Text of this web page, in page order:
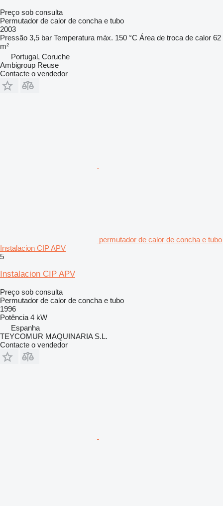
Preço sob consulta
Permutador de calor de concha e tubo
2003
Pressão 3,5 bar Temperatura máx. 150 °C Área de troca de calor 62
m²
Portugal, Coruche
Ambigroup Reuse
Contacte o vendedor
permutador de calor de concha e tubo
Instalacion CIP APV
5
Instalacion CIP APV
Preço sob consulta
Permutador de calor de concha e tubo
1996
Potência 4 kW
Espanha
TEYCOMUR MAQUINARIA S.L.
Contacte o vendedor